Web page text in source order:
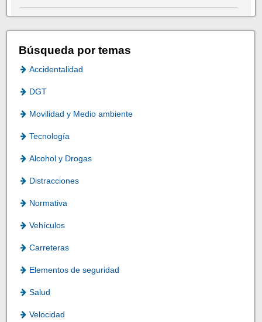
Búsqueda por temas
Accidentalidad
DGT
Movilidad y Medio ambiente
Tecnología
Alcohol y Drogas
Distracciones
Normativa
Vehículos
Carreteras
Elementos de seguridad
Salud
Velocidad